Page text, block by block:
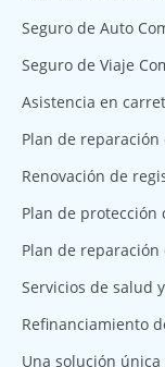
Seguro de Auto
Seguro de Viaje
Asistencia en
Plan de
Renovación de
Plan de protección
Plan de
Servicios de salud
Refinanciamiento
Una solución única